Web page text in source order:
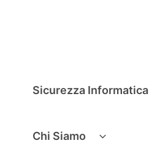
Sicurezza Informatica
Chi Siamo